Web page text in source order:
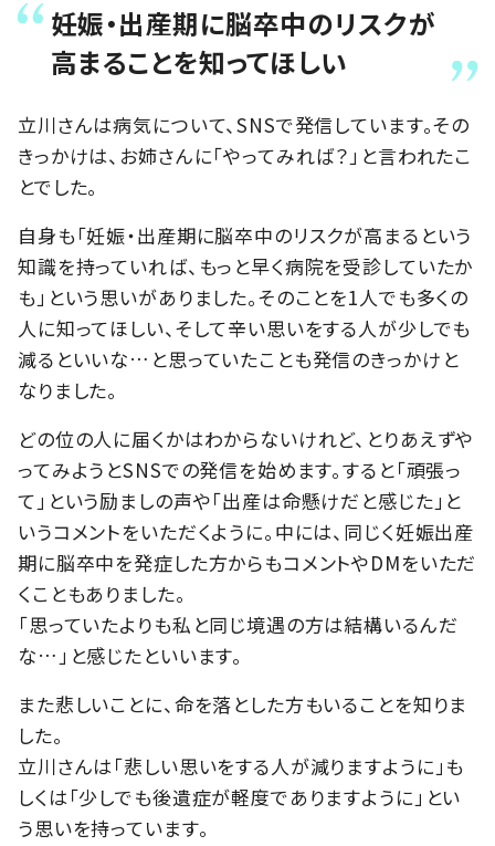
妊娠・出産期に脳卒中のリスクが
高まることを知ってほしい
立川さんは病気について、SNSで発信しています。その
きっかけは、お姉さんに「やってみれば？」と言われたこ
とでした。
自身も「妊娠・出産期に脳卒中のリスクが高まるという
知識を持っていれば、もっと早く病院を受診していたか
も」という思いがありました。そのことを1人でも多くの
人に知ってほしい、そして辛い思いをする人が少しでも
減るといいな…と思っていたことも発信のきっかけと
なりました。
どの位の人に届くかはわからないけれど、とりあえずや
ってみようとSNSでの発信を始めます。すると「頑張っ
て」という励ましの声や「出産は命懸けだと感じた」と
いうコメントをいただくように。中には、同じく妊娠出産
期に脳卒中を発症した方からもコメントやDMをいただ
くこともありました。
「思っていたよりも私と同じ境遇の方は結構いるんだ
な…」と感じたといいます。
また悲しいことに、命を落とした方もいることを知りま
した。
立川さんは「悲しい思いをする人が減りますように」も
しくは「少しでも後遺症が軽度でありますように」とい
う思いを持っています。